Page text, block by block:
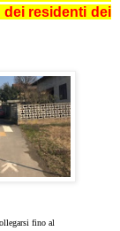
residenti dei
fino al